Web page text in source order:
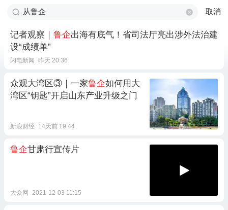
取消
记者观察｜ 鲁企出海有底气！省司法厅亮出涉外法治建
设“成绩单”
闪电新闻 昨天 20:36
众观大湾区③｜一家鲁企如何用大
湾区“钥匙”开启山东产业升级之门
新浪财经 14天前 19:44
鲁企甘肃行宣传片
大众网 2021-12-03 11:15